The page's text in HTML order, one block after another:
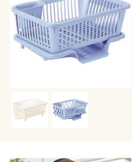
会員メニュー
マイページ
お気に入り
価格